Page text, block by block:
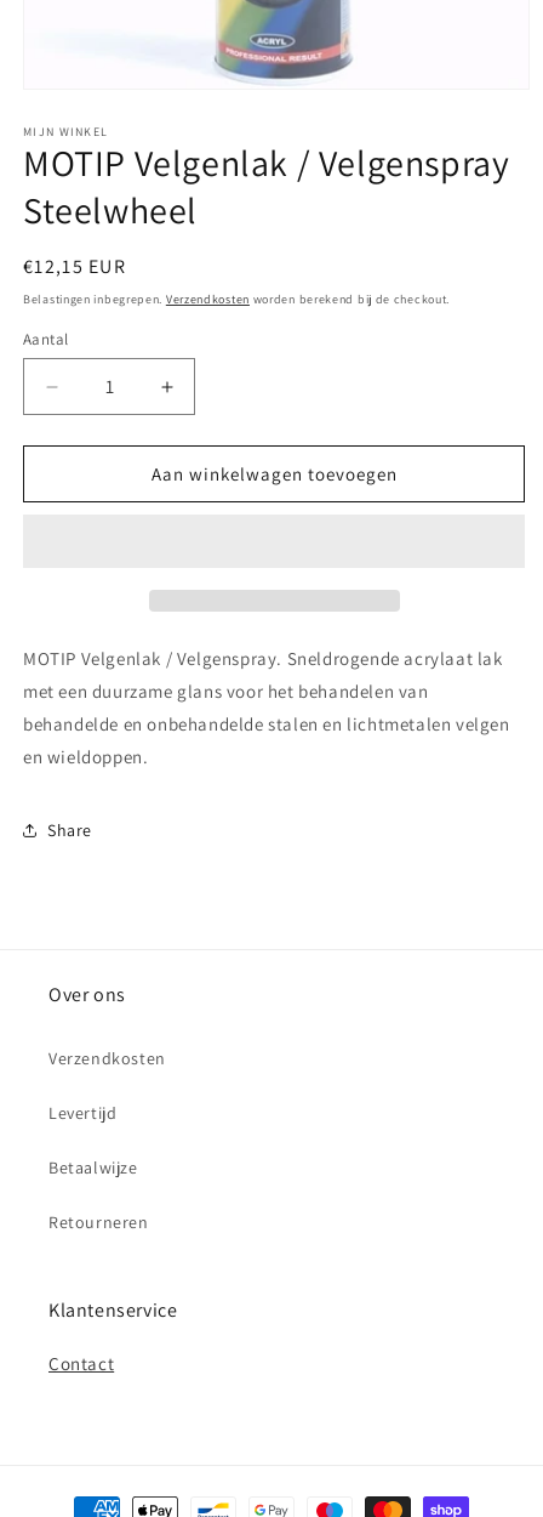
openen
in
modaal
MIJN WINKEL
MOTIP Velgenlak / Velgenspray
Steelwheel
Normale
prijs
€12,15 EUR
Belastingen inbegrepen. Verzendkosten worden berekend bij de checkout.
Aantal
Aantal
verlagen
voor
Velgenlak
Aantal
verhogen
voor
MOTIP
Velgenlak
Aan winkelwagen toevoegen
MOTIP Velgenlak / Velgenspray. Sneldrogende acrylaat lak
met een duurzame glans voor het behandelen van
behandelde en onbehandelde stalen en lichtmetalen velgen
en wieldoppen.
Share
Over ons
Verzendkosten
Levertijd
Betaalwijze
Retourneren
Klantenservice
Contact
Betaalmethoden